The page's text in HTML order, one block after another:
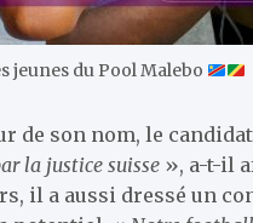
jeunes du Pool Malebo
de son nom, le
la justice suisse », a-t-il
il a aussi dressé un